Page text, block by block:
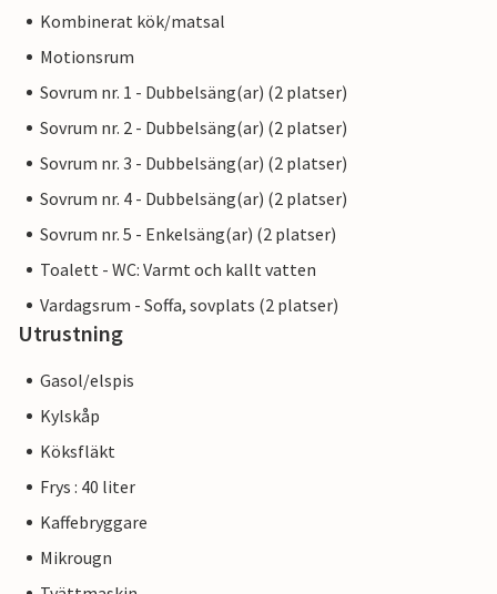
Kombinerat kök/matsal
Motionsrum
Sovrum nr. 1 - Dubbelsäng(ar) (2 platser)
Sovrum nr. 2 - Dubbelsäng(ar) (2 platser)
Sovrum nr. 3 - Dubbelsäng(ar) (2 platser)
Sovrum nr. 4 - Dubbelsäng(ar) (2 platser)
Sovrum nr. 5 - Enkelsäng(ar) (2 platser)
Toalett - WC: Varmt och kallt vatten
Vardagsrum - Soffa, sovplats (2 platser)
Utrustning
Gasol/elspis
Kylskåp
Köksfläkt
Frys : 40 liter
Kaffebryggare
Mikrougn